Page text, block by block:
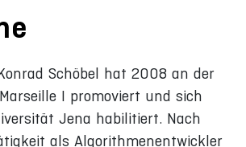
Schöbel hat 2008 an der
I promoviert und sich
Jena habilitiert. Nach
als Algorithmenentwickler